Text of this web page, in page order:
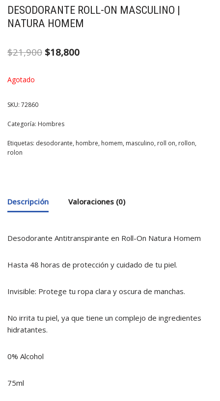
DESODORANTE ROLL-ON MASCULINO |
NATURA HOMEM
$21,900 $18,800
Agotado
SKU: 72860
Categoría: Hombres
Etiquetas: desodorante, hombre, homem, masculino, roll on, rollon,
rolon
Descripción Valoraciones (0)
Desodorante Antitranspirante en Roll-On Natura Homem
Hasta 48 horas de protección y cuidado de tu piel.
Invisible: Protege tu ropa clara y oscura de manchas.
No irrita tu piel, ya que tiene un complejo de ingredientes
hidratantes.
0% Alcohol
75ml